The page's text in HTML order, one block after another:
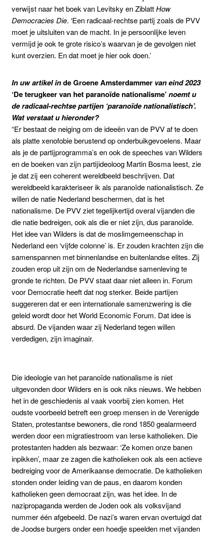
verwijst naar het boek van Levitsky en ZiblattHow
Democracies Die. ‘Een radicaal-rechtse partij zoals de PVV
moet je uitsluiten van de macht. In je persoonlijke leven
vermijd je ook te grote risico’s waarvan je de gevolgen niet
kunt overzien. En dat moet je hier ook doen.’
In uw artikel inde Groene Amsterdammer van eind 2023
‘De terugkeer van het paranoïde nationalisme’ noemt u
de radicaal-rechtse partijen ‘paranoïde nationalistisch’.
Wat verstaat u hieronder?
“Er bestaat de neiging om de ideeën van de PVV af te doen
als platte xenofobie berustend op onderbuikgevoelens. Maar
als je de partijprogramma’s en ook de speeches van Wilders
en de boeken van zijn partijideoloog Martin Bosma leest, zie
je dat zij een coherent wereldbeeld beschrijven. Dat
wereldbeeld karakteriseer ik als paranoïde nationalistisch. Ze
willen de natie Nederland beschermen, dat is het
nationalisme. De PVV ziet tegelijkertijd overal vijanden die
die natie bedreigen, ook als die er niet zijn, dus paranoïde.
Het idee van Wilders is dat de moslimgemeenschap in
Nederland een ‘vijfde colonne’ is. Er zouden krachten zijn die
samenspannen met binnenlandse en buitenlandse elites. Zij
zouden erop uit zijn om de Nederlandse samenleving te
gronde te richten. De PVV staat daar niet alleen in. Forum
voor Democratie heeft dat nog sterker. Beide partijen
suggereren dat er een internationale samenzwering is die
geleid wordt door het World Economic Forum. Dat idee is
absurd. De vijanden waar zij Nederland tegen willen
verdedigen, zijn imaginair.
Die ideologie van het paranoïde nationalisme is niet
uitgevonden door Wilders en is ook niks nieuws. We hebben
het in de geschiedenis al vaak voorbij zien komen. Het
oudste voorbeeld betreft een groep mensen in de Verenigde
Staten, protestantse bewoners, die rond 1850 gealarmeerd
werden door een migratiestroom van Ierse katholieken. Die
protestanten hadden als bezwaar: ‘Ze komen onze banen
inpikken’, maar ze zagen die katholieken ook als een actieve
bedreiging voor de Amerikaanse democratie. De katholieken
stonden onder leiding van de paus, en daarom konden
katholieken geen democraat zijn, was het idee. In de
nazipropaganda werden de Joden ook als volksvijand
nummer één afgebeeld. De nazi’s waren ervan overtuigd dat
de Joodse burgers onder een hoedje speelden met vijanden